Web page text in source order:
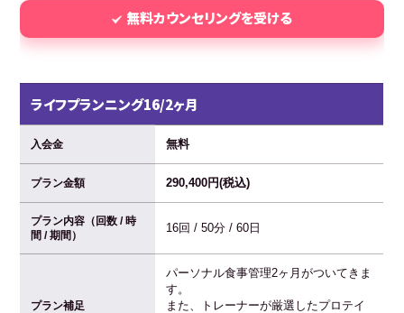
無料カウンセリングを受ける
ライフプランニング16/2ヶ月
入会金 無料
プラン金額 290,400円(税込)
プラン内容（回数 / 時
間 / 期間）
16回 / 50分 / 60日
プラン補足
パーソナル食事管理2ヶ月がついてきま
す。
また、トレーナーが厳選したプロテイ